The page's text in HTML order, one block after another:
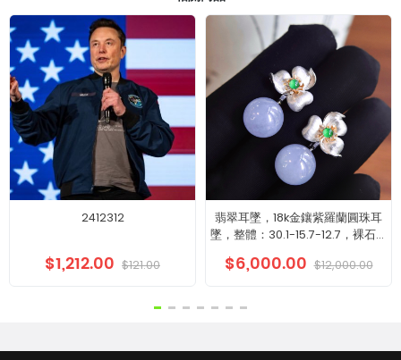
2412312
$1,212.00 $121.00
翡翠耳墜，18k金鑲紫羅蘭圓珠耳
墜，整體：30.1-15.7-12.7，裸石：
$6,000.00 $12,000.00